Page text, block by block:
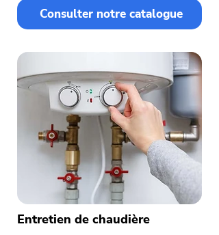
Consulter notre catalogue
Entretien de chaudière